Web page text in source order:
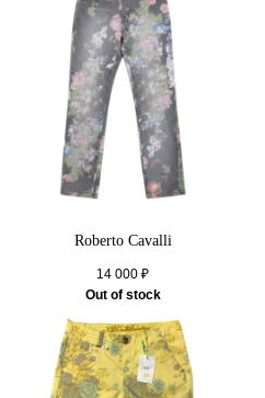
Roberto Cavalli
14 000 ₽
Out of stock